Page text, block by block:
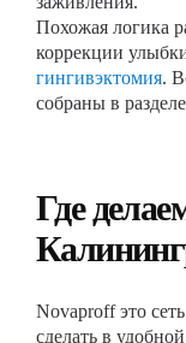
Похожая логика
коррекции
гингивэктомия.
собраны в разделе
Где
Novaproff это
сделать в